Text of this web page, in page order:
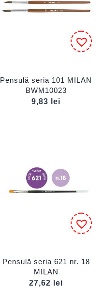
Pensulă seria 101 MILAN
BWM10023
9,83
lei
Pensulă seria 621 nr. 18
MILAN
27,62
lei